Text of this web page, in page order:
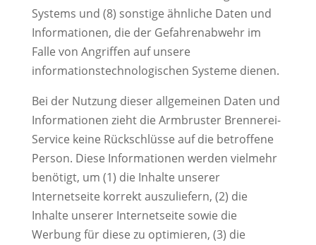
Systems und (8) sonstige ähnliche Daten und
Informationen, die der Gefahrenabwehr im
Falle von Angriffen auf unsere
informationstechnologischen Systeme dienen.
Bei der Nutzung dieser allgemeinen Daten und
Informationen zieht die Armbruster Brennerei-
Service keine Rückschlüsse auf die betroffene
Person. Diese Informationen werden vielmehr
benötigt, um (1) die Inhalte unserer
Internetseite korrekt auszuliefern, (2) die
Inhalte unserer Internetseite sowie die
Werbung für diese zu optimieren, (3) die